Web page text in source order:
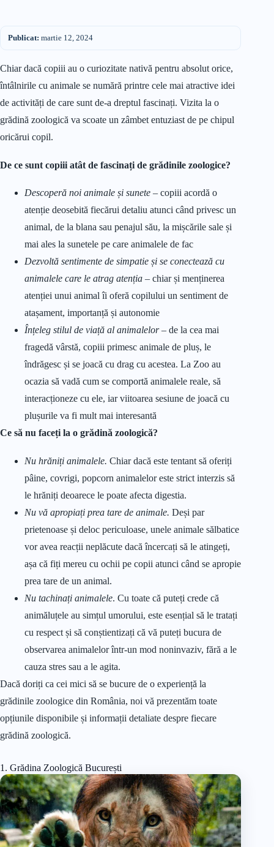
Publicat: martie 12, 2024
Chiar dacă copiii au o curiozitate nativă pentru absolut orice,
întâlnirile cu animale se numără printre cele mai atractive idei
de activități de care sunt de-a dreptul fascinați. Vizita la o
grădină zoologică va scoate un zâmbet entuziast de pe chipul
oricărui copil.
De ce sunt copiii atât de fascinați de grădinile zoologice?
Descoperă noi animale și sunete – copiii acordă o
atenție deosebită fiecărui detaliu atunci când privesc un
animal, de la blana sau penajul său, la mișcările sale și
mai ales la sunetele pe care animalele de fac
Dezvoltă sentimente de simpatie și se conectează cu
animalele care le atrag atenția – chiar și menținerea
atenției unui animal îi oferă copilului un sentiment de
atașament, importanță și autonomie
Înțeleg stilul de viață al animalelor– de la cea mai
fragedă vârstă, copiii primesc animale de pluș, le
îndrăgesc și se joacă cu drag cu acestea. La Zoo au
ocazia să vadă cum se comportă animalele reale, să
interacționeze cu ele, iar viitoarea sesiune de joacă cu
plușurile va fi mult mai interesantă
Ce să nu faceți la o grădină zoologică?
Nu hrăniți animalele. Chiar dacă este tentant să oferiți
pâine, covrigi, popcorn animalelor este strict interzis să
le hrăniți deoarece le poate afecta digestia.
Nu vă apropiați prea tare de animale. Deși par
prietenoase și deloc periculoase, unele animale sălbatice
vor avea reacții neplăcute dacă încercați să le atingeți,
așa că fiți mereu cu ochii pe copii atunci când se apropie
prea tare de un animal.
Nu tachinați animalele. Cu toate că puteți crede că
animăluțele au simțul umorului, este esențial să le tratați
cu respect și să conștientizați că vă puteți bucura de
observarea animalelor într-un mod noninvaziv, fără a le
cauza stres sau a le agita.
Dacă doriți ca cei mici să se bucure de o experiență la
grădinile zoologice din România, noi vă prezentăm toate
opțiunile disponibile și informații detaliate despre fiecare
grădină zoologică.
1. Grădina Zoologică București